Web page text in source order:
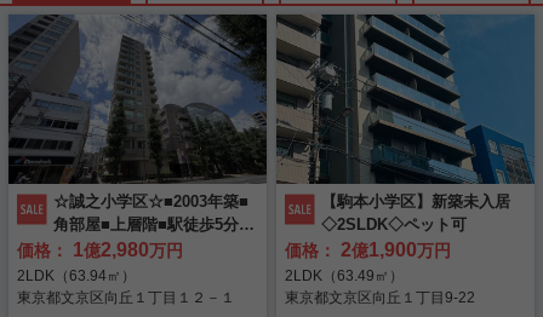
処置が可能です。
サービス内容につきましては、お手元の契約書類に同封のかけつけサービス資
料をご覧下さい。
ご連絡先は対応会社により異なりますので、加入先へご連絡をお願い致しま
す。
ＪＢＲ： 0120-661-024（24時間365日）
コンシェルジュ24： 0120-55-9989（24時間365日）
AIG損害保険： 0120-535-452（24時間365日）
東京海上ミレア保険： 0120-365-935（24時間365日）
なお、同サービスにて部品交換および応急処置を超える作業を行った場合は借
主様負担となり、貸主様へのご請求も出来ませんので、ご注意下さい。
万一、契約外のサービス会社へ連絡した場合、作業が行えたとしても借主様の
有償負担になりますので、お電話する際は必ずご加入のサービスをご利用下さ
弁護士・税理士・司法書士による
「相続＆不動産活用」個別相談会を
開催
このたび実用春日ホーム株式会社では、旭化成ホーム
ズ様（HEBEL HAUS）と共催で「相続＆不動産活用 個
別相談会」を開催いたします。 相続対策や資産承継、
不動産の有効活用について、「何から始めればよいか
時間：11：00～17：00
住所：東京都文京区本駒込1-27-3(旧住所)※現況更地です。
交通：東京メトロ南北線「本駒込」駅 徒歩５分
2026-04-22
その他
ゴールデンウィーク休業のお知らせ
いつも実用春日ホームのホームページをご覧頂きありがとうございます。
誠に勝手ながら、５月２日～５月６日の期間、休業とさせていただきます。
休業期間中に頂戴したメールへの返信は、休業期間開けにさせていただきます
ので、ご容赦の程宜しくお願い致します。
５月７日より通常営業致します。
また、水漏れトラブル等に関し、弊社管理物件にお住まいで２４時間かけつけ
サービスにご加入頂いている場合は、各対応会社にて水漏れ等についての応急
処置が可能です。
サービス内容につきましては、お手元の契約書類に同封のかけつけサービス資
料をご覧下さい。
2025-12-15
その他
年末年始休業のお知らせ
いつも実用春日ホームグループのホームページをご覧頂きありがとうございま
す。
誠に勝手ながら、12月26日～1月4日の期間、休業とさせていただきます。
休業期間中に頂戴したメールへの返信は、休業期間開けにさせていただきます
ので、ご容赦の程宜しくお願い致します。
1月5日より全店通常営業致します。
2025-10-18
その他
★☆★☆ 千駄木店リニューアルオープンのお知らせ ★☆★☆
2025-09-22
その他
定休日・営業時間変更のお知らせ
☆誠之小学区☆■2003年築■
角部屋■上層階■駅徒歩5分圏
内の好立地■
価格： 1億2,980万円
2LDK（63.94㎡）
東京都文京区向丘１丁目１２－１
【駒本小学区】新築未入居
◇2SLDK◇ペット可
価格：2億1,900万円
2LDK（63.49㎡）
東京都文京区向丘１丁目9-22